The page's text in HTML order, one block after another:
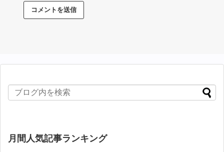
月間人気記事ランキング